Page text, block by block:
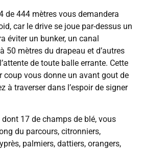
de 444 mètres vous demandera
car le drive se joue par-dessus un
éviter un bunker, un canal
50 mètres du drapeau et d’autres
de toute balle errante. Cette
coup vous donne un avant gout de
à traverser dans l’espoir de signer
17 de champs de blé, vous
du parcours, citronniers,
palmiers, dattiers, orangers,